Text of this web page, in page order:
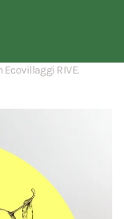
Ecovillaggi RIVE.